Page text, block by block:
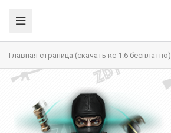
Главная страница (скачать кс 1.6 бесплатно)